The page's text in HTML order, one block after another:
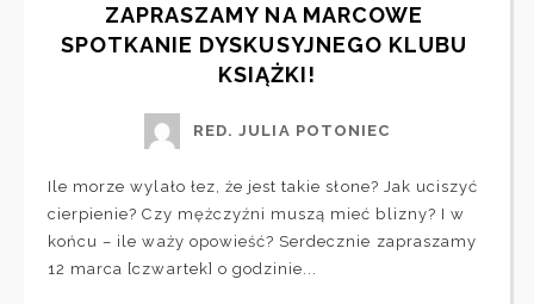
ZAPRASZAMY NA MARCOWE
SPOTKANIE DYSKUSYJNEGO KLUBU
KSIĄŻKI!
RED. JULIA POTONIEC
Ile morze wylało łez, że jest takie słone? Jak uciszyć
cierpienie? Czy mężczyźni muszą mieć blizny? I w
końcu – ile waży opowieść? Serdecznie zapraszamy
12 marca [czwartek] o godzinie...